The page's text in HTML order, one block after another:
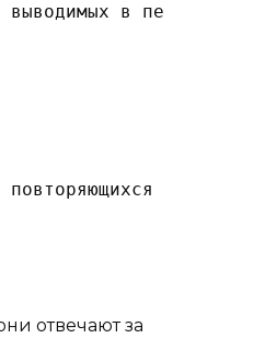
в первом цикле
постов
отвечают за